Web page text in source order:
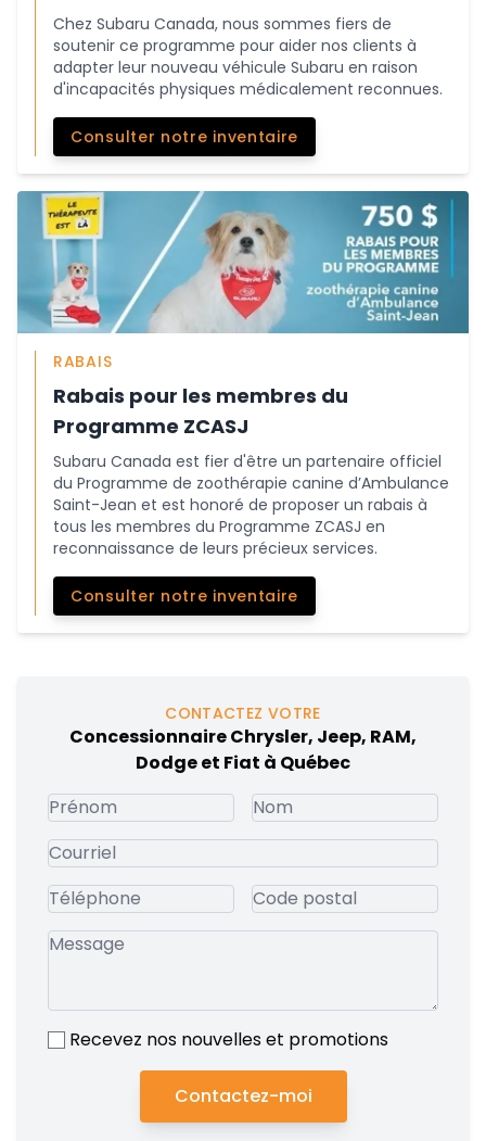
Chez Subaru Canada, nous sommes fiers de
soutenir ce programme pour aider nos clients à
adapter leur nouveau véhicule Subaru en raison
d'incapacités physiques médicalement reconnues.
Consulter notre inventaire
RABAIS
Rabais pour les membres du
Programme ZCASJ
Subaru Canada est fier d'être un partenaire officiel
du Programme de zoothérapie canine d’Ambulance
Saint-Jean et est honoré de proposer un rabais à
tous les membres du Programme ZCASJ en
reconnaissance de leurs précieux services.
Consulter notre inventaire
CONTACTEZ VOTRE
Concessionnaire Chrysler, Jeep, RAM,
Dodge et Fiat à Québec
Recevez nos nouvelles et promotions
Contactez-moi